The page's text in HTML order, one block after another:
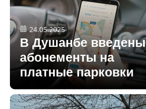
24.05.2025
В Душанбе введены
абонементы на
платные парковки